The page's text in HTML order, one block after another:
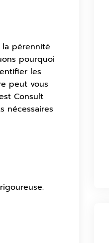
pérennité
pourquoi
les
peut vous
Consult
nécessaires